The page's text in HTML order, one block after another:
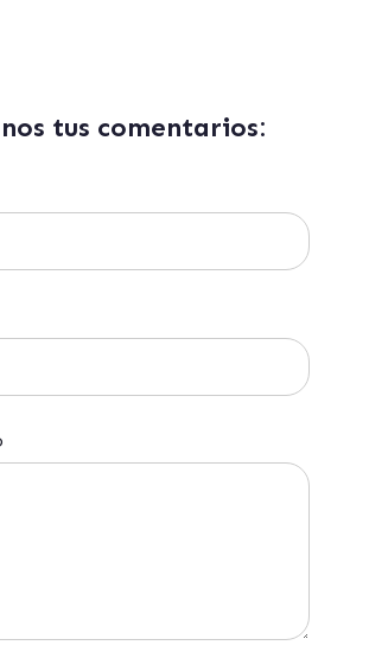
tus comentarios: